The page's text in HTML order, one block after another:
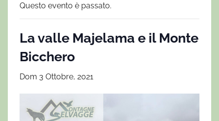
Questo evento è passato.
La valle Majelama e il Monte
Bicchero
Dom 3 Ottobre, 2021